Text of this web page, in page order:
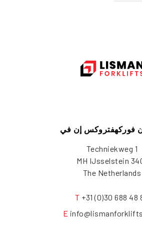
فوركهفتروكس إن في
Techniekweg 1
3401 MH
The Netherlands
T +31 (0)30 688 48
E